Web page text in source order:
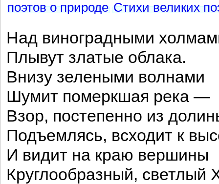
поэтов о природе Стихи великих
Над виноградными
Плывут златые облака.
Внизу зелеными волнами
Шумит померкшая река —
Взор, постепенно из
Подъемлясь, всходит к
И видит на краю вершины
Круглообразный, светлый